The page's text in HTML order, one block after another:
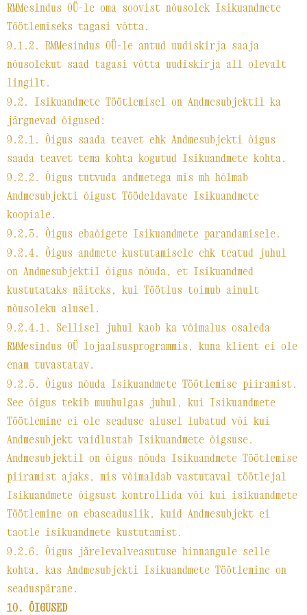
RMMesindus OÜ-le oma soovist nõusolek Isikuandmete
Töötlemiseks tagasi võtta.
9.1.2. RMMesindus OÜ-le antud uudiskirja saaja
nõusolekut saad tagasi võtta uudiskirja all olevalt
lingilt.
9.2. Isikuandmete Töötlemisel on Andmesubjektil ka
järgnevad õigused:
9.2.1. Õigus saada teavet ehk Andmesubjekti õigus
saada teavet tema kohta kogutud Isikuandmete kohta.
9.2.2. Õigus tutvuda andmetega mis mh hõlmab
Andmesubjekti õigust Töödeldavate Isikuandmete
koopiale.
9.2.3. Õigus ebaõigete Isikuandmete parandamisele.
9.2.4. Õigus andmete kustutamisele ehk teatud juhul
on Andmesubjektil õigus nõuda, et Isikuandmed
kustutataks näiteks, kui Töötlus toimub ainult
nõusoleku alusel.
9.2.4.1. Sellisel juhul kaob ka võimalus osaleda
RMMesindus OÜ lojaalsusprogrammis, kuna klient ei ole
enam tuvastatav.
9.2.5. Õigus nõuda Isikuandmete Töötlemise piiramist.
See õigus tekib muuhulgas juhul, kui Isikuandmete
Töötlemine ei ole seaduse alusel lubatud või kui
Andmesubjekt vaidlustab Isikuandmete õigsuse.
Andmesubjektil on õigus nõuda Isikuandmete Töötlemise
piiramist ajaks, mis võimaldab vastutaval töötlejal
Isikuandmete õigsust kontrollida või kui isikuandmete
Töötlemine on ebaseaduslik, kuid Andmesubjekt ei
taotle isikuandmete kustutamist.
9.2.6. Õigus järelevalveasutuse hinnangule selle
kohta, kas Andmesubjekti Isikuandmete Töötlemine on
seaduspärane.
10. ÕIGUSED